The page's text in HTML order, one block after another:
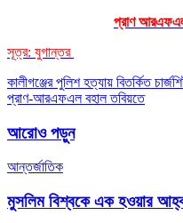
প্রাণ
সূত্র: যুগান্তর
Post
navigation
কালীগঞ্জের পুলিশ হত্যায় বিতর্কিত
প্রাণ-আরএফএল বহাল তবিয়তে
আরোও পড়ুন
আন্তর্জাতিক
মুসলিম বিশ্বকে এক হওয়ার